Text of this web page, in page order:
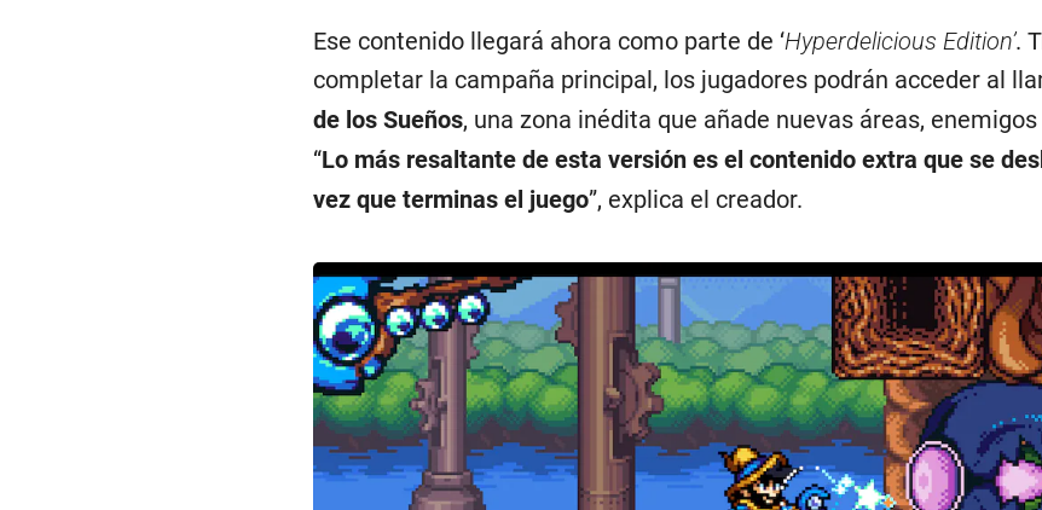
Ese contenido llegará ahora como parte de ‘Hyperdelicious Edition’.
completar la campaña principal, los jugadores podrán acceder al
de los Sueños, una zona inédita que añade nuevas áreas,
“Lo más resaltante de esta versión es el contenido extra que se
vez que terminas el juego”, explica el creador.